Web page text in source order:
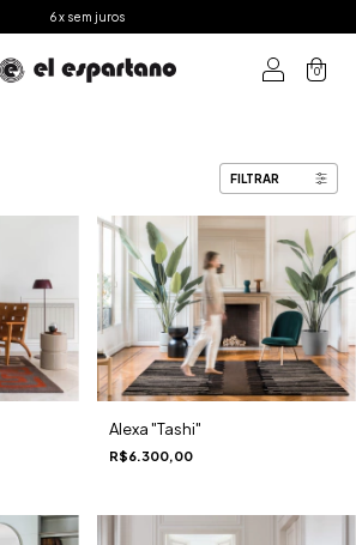
6 x sem juros
0
FILTRAR
Alexa "Tashi"
R$6.300,00